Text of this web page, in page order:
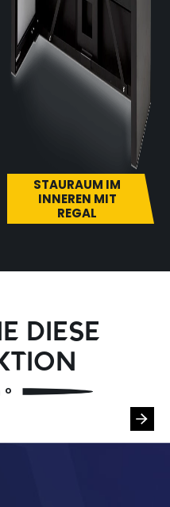
STAURAUM IM
INNEREN MIT
REGAL
diese